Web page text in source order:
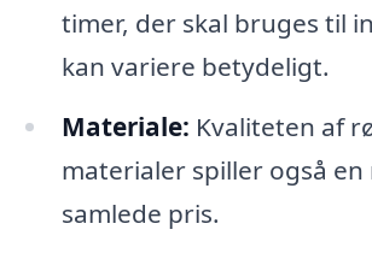
timer, der skal bruges til
kan variere betydeligt.
Materiale: Kvaliteten af
materialer spiller også en
samlede pris.